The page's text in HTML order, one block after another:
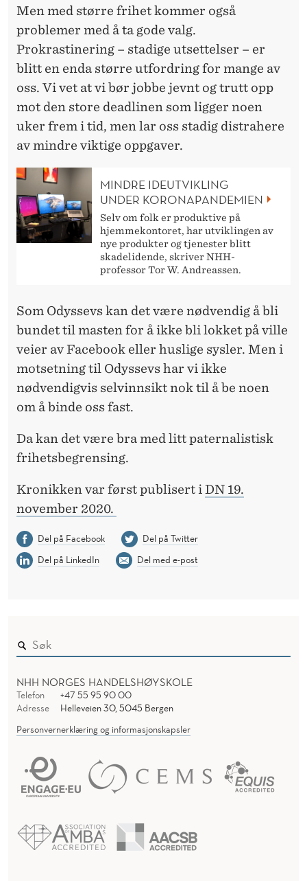
Men med større frihet kommer også
problemer med å ta gode valg.
Prokrastinering – stadige utsettelser – er
blitt en enda større utfordring for mange av
oss. Vi vet at vi bør jobbe jevnt og trutt opp
mot den store deadlinen som ligger noen
uker frem i tid, men lar oss stadig distrahere
av mindre viktige oppgaver.
MINDRE IDEUTVIKLING
UNDER KORONAPANDEMIEN
Selv om folk er produktive på
hjemmekontoret, har utviklingen av
nye produkter og tjenester blitt
skadelidende, skriver NHH-
professor Tor W. Andreassen.
Som Odyssevs kan det være nødvendig å bli
bundet til masten for å ikke bli lokket på ville
veier av Facebook eller huslige sysler. Men i
motsetning til Odyssevs har vi ikke
nødvendigvis selvinnsikt nok til å be noen
om å binde oss fast.
Da kan det være bra med litt paternalistisk
frihetsbegrensing.
Kronikken var først publisert iDN 19.
november 2020.
Del på Facebook
Del på Twitter
Del på LinkedIn
Del med e-post
NHH NORGES HANDELSHØYSKOLE
Telefon
+47 55 95 90 00
Adresse
Helleveien 30, 5045 Bergen
Personvernerklæring og informasjonskapsler